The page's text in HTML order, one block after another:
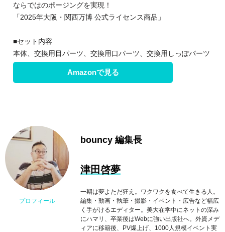
ならではのポージングを実現！
「2025年大阪・関西万博 公式ライセンス商品」
■セット内容
本体、交換用目パーツ、交換用口パーツ、交換用しっぽパーツ
Amazonで見る
プロフィール
bouncy 編集長
津田啓夢
一期は夢よただ狂え。ワクワクを食べて生きる人。
編集・動画・執筆・撮影・イベント・広告など幅広
く手がけるエディター。美大在学中にネットの深み
にハマリ、卒業後はWebに強い出版社へ。外資メデ
ィアに移籍後、PV爆上げ、1000人規模イベント実